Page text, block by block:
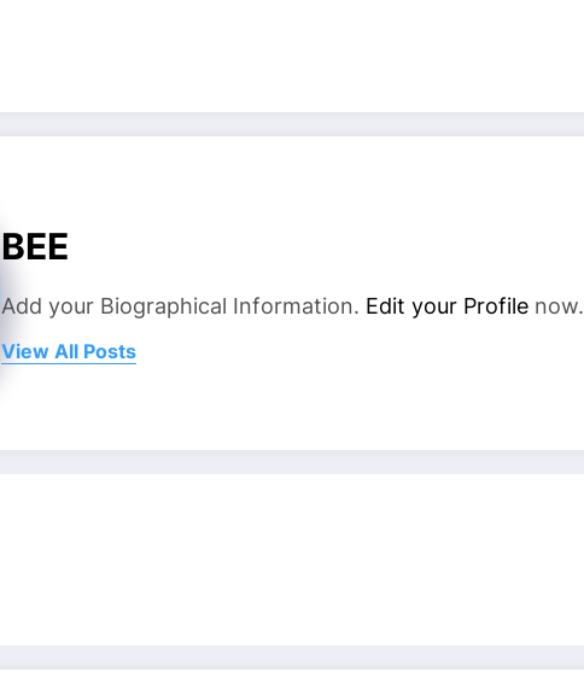
BEE
Add your Biographical Information. Edit your Profile now.
View All Posts